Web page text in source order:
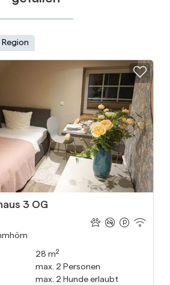
Zur
3 OG
28 m2
max. 2 Personen
max. 2 Hunde erlaubt